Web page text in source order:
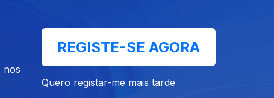
nos
REGISTE-SE AGORA
Quero registar-me mais tarde